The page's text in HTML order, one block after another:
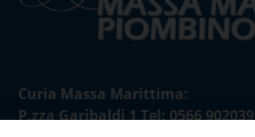
Curia Massa Marittima:
P.zza Garibaldi 1 Tel: 0566 902039